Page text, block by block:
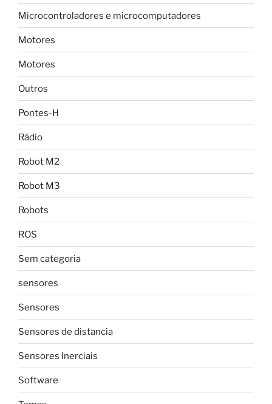
Microcontroladores e microcomputadores
Motores
Motores
Outros
Pontes-H
Rádio
Robot M2
Robot M3
Robots
ROS
Sem categoria
sensores
Sensores
Sensores de distancia
Sensores Inerciais
Software